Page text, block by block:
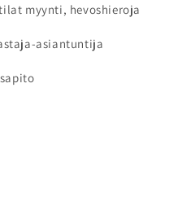
myynti, hevoshieroja
asiantuntija